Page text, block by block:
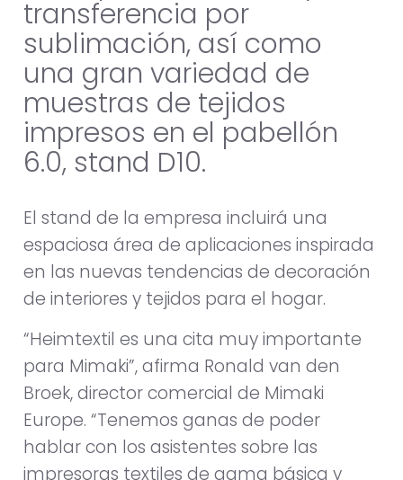
transferencia por
sublimación, así como
una gran variedad de
muestras de tejidos
impresos en el pabellón
6.0, stand D10.
El stand de la empresa incluirá una
espaciosa área de aplicaciones inspirada
en las nuevas tendencias de decoración
de interiores y tejidos para el hogar.
“Heimtextil es una cita muy importante
para Mimaki”, afirma Ronald van den
Broek, director comercial de Mimaki
Europe. “Tenemos ganas de poder
hablar con los asistentes sobre las
impresoras textiles de gama básica y